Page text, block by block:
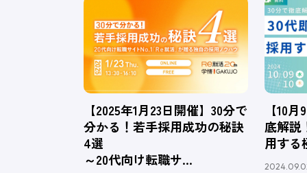
【2025年1月23日開催】30分で
分かる！若手採用成功の秘訣
4選
～20代向け転職サ…
【10
底解説
用する